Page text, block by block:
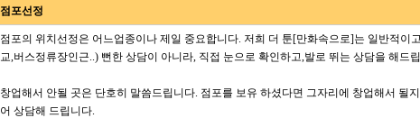
점포선정
점포의 위치선정은 어느업종이나 제일 중요합니다. 저희 더 툰[만화속으로]는 일반적이
교,버스정류장인근..) 뻔한 상담이 아니라, 직접 눈으로 확인하고,발로 뛰는 상담을 해드
창업해서 안될 곳은 단호히 말씀드립니다. 점포를 보유 하셨다면 그자리에 창업해서 될
어 상담해 드립니다.